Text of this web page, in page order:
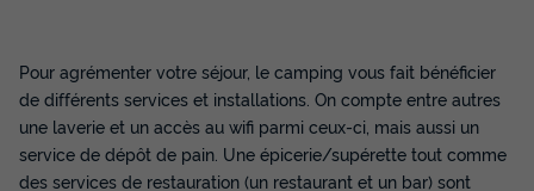
TENTE TOILE ET BOIS 5 personnes - Ciela Nature - 2
chambres (sans sanitaire)
du14/09/2026 au 21/09/2026
Meilleur prix pour 7 nuits
Pour agrémenter votre séjour, le camping vous fait bénéficier
de différents services et installations. On compte entre autres
une laverie et un accès au wifi parmi ceux-ci, mais aussi un
service de dépôt de pain. Une épicerie/supérette tout comme
des services de restauration (un restaurant et un bar) sont